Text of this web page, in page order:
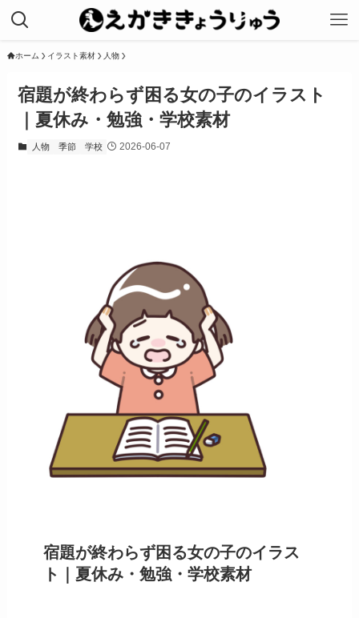
ホーム イラスト素材 人物
宿題が終わらず困る女の子のイラスト
｜夏休み・勉強・学校素材
人物 季節 学校 2026-06-07
宿題が終わらず困る女の子のイラス
ト｜夏休み・勉強・学校素材